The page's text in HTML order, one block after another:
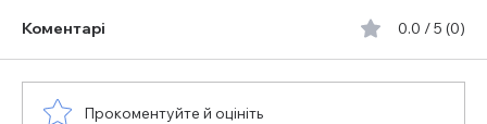
Коментарі 0.0 / 5 (0)
Прокоментуйте й оцініть